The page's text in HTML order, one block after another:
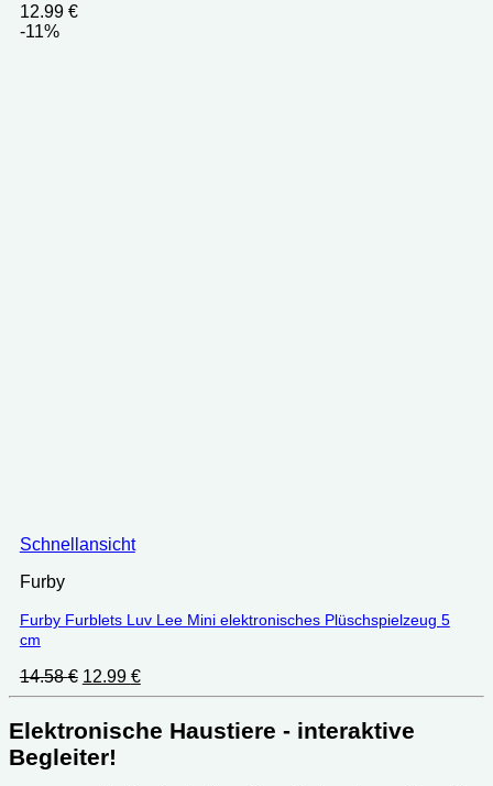
12.99 €
-11%
Schnellansicht
Furby
Furby Furblets Luv Lee Mini elektronisches Plüschspielzeug 5
cm
14.58€ Ursprünglicher
Preis
14.58 €
12.99 €Aktueller
Preis
12.99 €.
Elektronische Haustiere - interaktive
Begleiter!